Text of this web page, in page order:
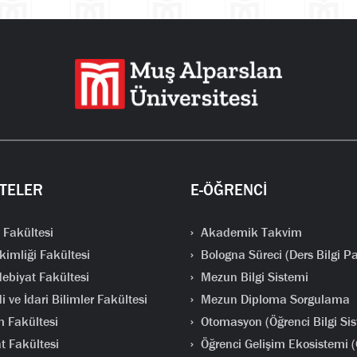
Fakültesi
Fakültesi
ve İdari Bilimler Fakültesi
Fakültesi
Fakültesi
E-ÖĞRENCİ
Akademik Takvim
Bologna Süreci (Ders Bilgi
Mezun Bilgi Sistemi
Mezun Diploma Sorgulama
Otomasyon (Öğrenci Bilgi
Öğrenci Gelişim Ekosistemi